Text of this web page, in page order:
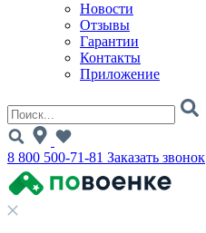
Новости
Отзывы
Гарантии
Контакты
Приложение
8 800 500-71-81 Заказать звонок